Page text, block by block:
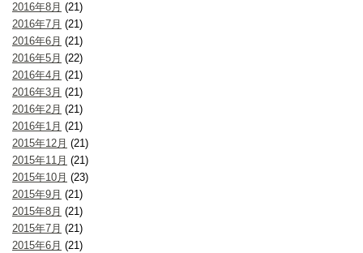
2016年8月 (21)
2016年7月 (21)
2016年6月 (21)
2016年5月 (22)
2016年4月 (21)
2016年3月 (21)
2016年2月 (21)
2016年1月 (21)
2015年12月 (21)
2015年11月 (21)
2015年10月 (23)
2015年9月 (21)
2015年8月 (21)
2015年7月 (21)
2015年6月 (21)